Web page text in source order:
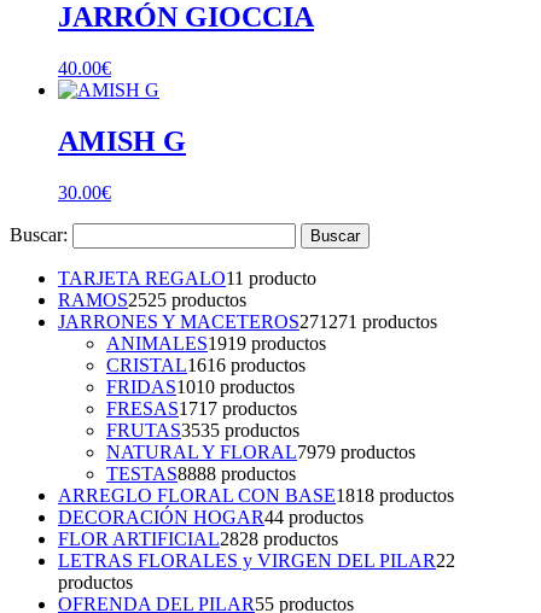
JARRÓN GIOCCIA
40.00€
AMISH G
30.00€
Buscar:
TARJETA REGALO11 producto
RAMOS2525 productos
JARRONES Y MACETEROS271 271 productos
ANIMALES1919 productos
CRISTAL1616 productos
FRIDAS1010 productos
FRESAS1717 productos
FRUTAS3535 productos
NATURAL Y FLORAL7979 productos
TESTAS8888 productos
ARREGLO FLORAL CON BASE1818 productos
DECORACIÓN HOGAR44 productos
FLOR ARTIFICIAL2828 productos
LETRAS FLORALES y VIRGEN DEL PILAR22
productos
OFRENDA DEL PILAR55 productos